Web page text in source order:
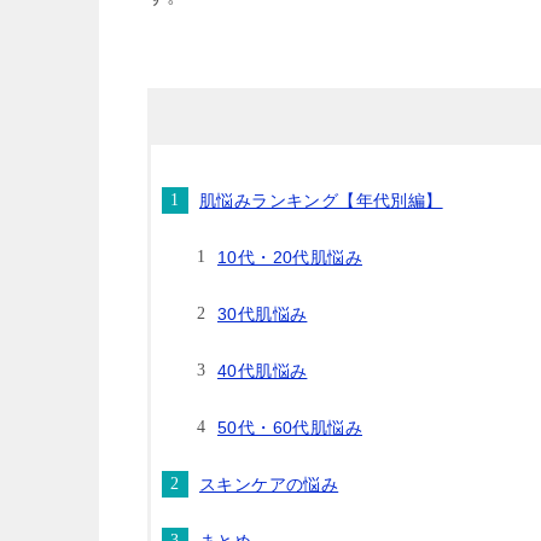
肌悩みランキング【年代別編】
10代・20代肌悩み
30代肌悩み
40代肌悩み
50代・60代肌悩み
スキンケアの悩み